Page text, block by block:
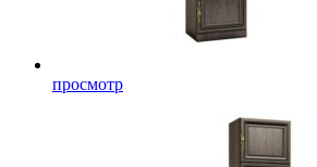
просмотр